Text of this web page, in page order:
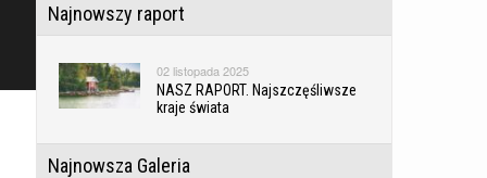
Najnowszy raport
02 listopada 2025
NASZ RAPORT. Najszczęśliwsze
kraje świata
Najnowsza Galeria